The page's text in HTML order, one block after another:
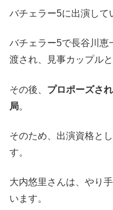
バチェラー5に出演して
バチェラー5で長谷川恵
渡され、見事カップルと
その後、 プロポーズさ
局。
そのため、出演資格と
す。
大内悠里さんは、やり
います。